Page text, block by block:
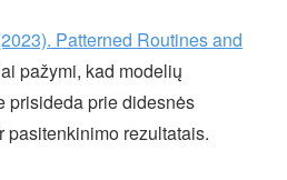
Patterned Routines and
pažymi, kad modelių
prisideda prie didesnės
rezultatais.